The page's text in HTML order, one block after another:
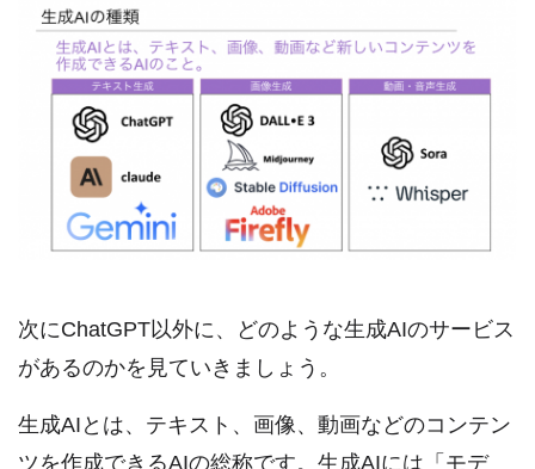
次にChatGPT以外に、どのような生成AIのサービス
があるのかを見ていきましょう。
生成AIとは、テキスト、画像、動画などのコンテン
ツを作成できるAIの総称です。生成AIには「モデ